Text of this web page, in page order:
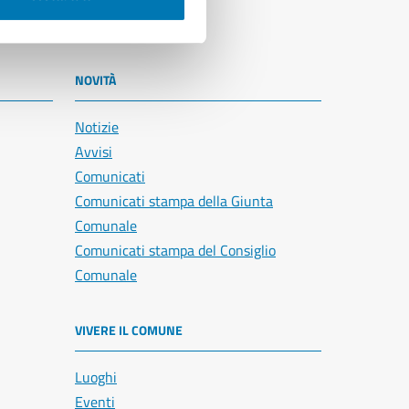
NOVITÀ
Notizie
Avvisi
Comunicati
Comunicati stampa della Giunta
Comunale
Comunicati stampa del Consiglio
Comunale
VIVERE IL COMUNE
Luoghi
Eventi